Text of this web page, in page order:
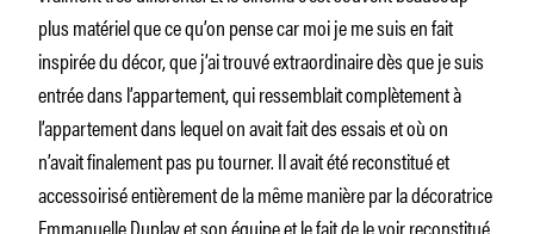
plus matériel que ce qu’on pense car moi je me suis en fait
inspirée du décor, que j’ai trouvé extraordinaire dès que je suis
entrée dans l’appartement, qui ressemblait complètement à
l’appartement dans lequel on avait fait des essais et où on
n’avait finalement pas pu tourner. Il avait été reconstitué et
accessoirisé entièrement de la même manière par la décoratrice
Emmanuelle Duplay et son équipe et le fait de le voir reconstitué